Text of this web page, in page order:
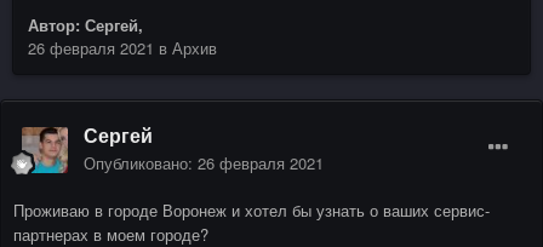
Автор: Сергей,
26 февраля 2021 в Архив
Сергей
Опубликовано: 26 февраля 2021
Проживаю в городе Воронеж и хотел бы узнать о ваших сервис-
партнерах в моем городе?